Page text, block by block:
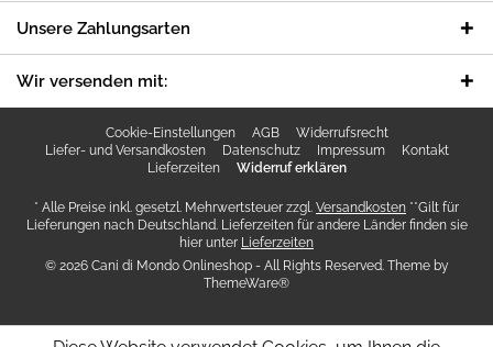
Unsere Zahlungsarten
Wir versenden mit:
Cookie-Einstellungen AGB
Widerrufsrecht
Liefer- und Versandkosten
Datenschutz Impressum
Kontakt
Lieferzeiten
Widerruf erklären
* Alle Preise inkl. gesetzl. Mehrwertsteuer zzgl. Versandkosten **Gilt für
Lieferungen nach Deutschland. Lieferzeiten für andere Länder finden sie
hier unter Lieferzeiten
© 2026 Cani di Mondo Onlineshop - All Rights Reserved. Theme by
ThemeWare®